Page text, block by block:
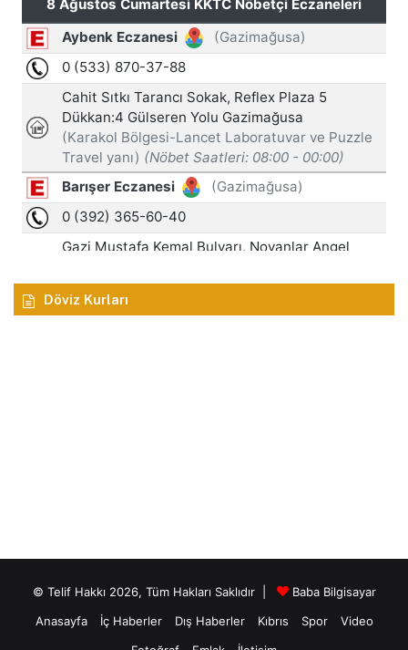
Döviz Kurları
© Telif Hakkı 2026, Tüm Hakları Saklıdır |
Baba Bilgisayar
Anasayfa
İç Haberler Dış Haberler Kıbrıs Spor
Video